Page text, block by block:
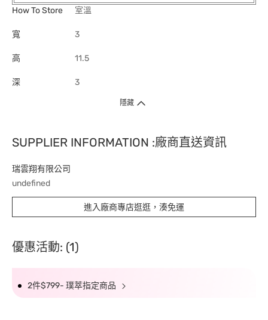
How To Store
室溫
寬 3
高 11.5
深 3
隱藏
SUPPLIER INFORMATION :廠商直送資訊
瑞雲翔有限公司
undefined
進入廠商專店逛逛，湊免運
優惠活動: (1)
2件$799- 璞萃指定商品